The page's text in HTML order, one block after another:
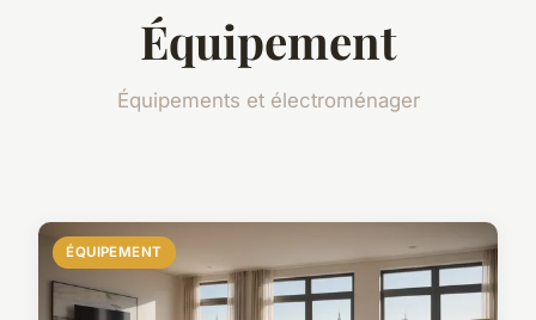
Équipement
Équipements et électroménager
ÉQUIPEMENT